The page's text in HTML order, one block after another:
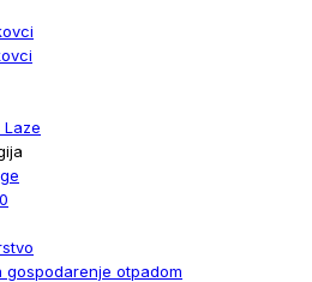
Laze
gospodarenje otpadom